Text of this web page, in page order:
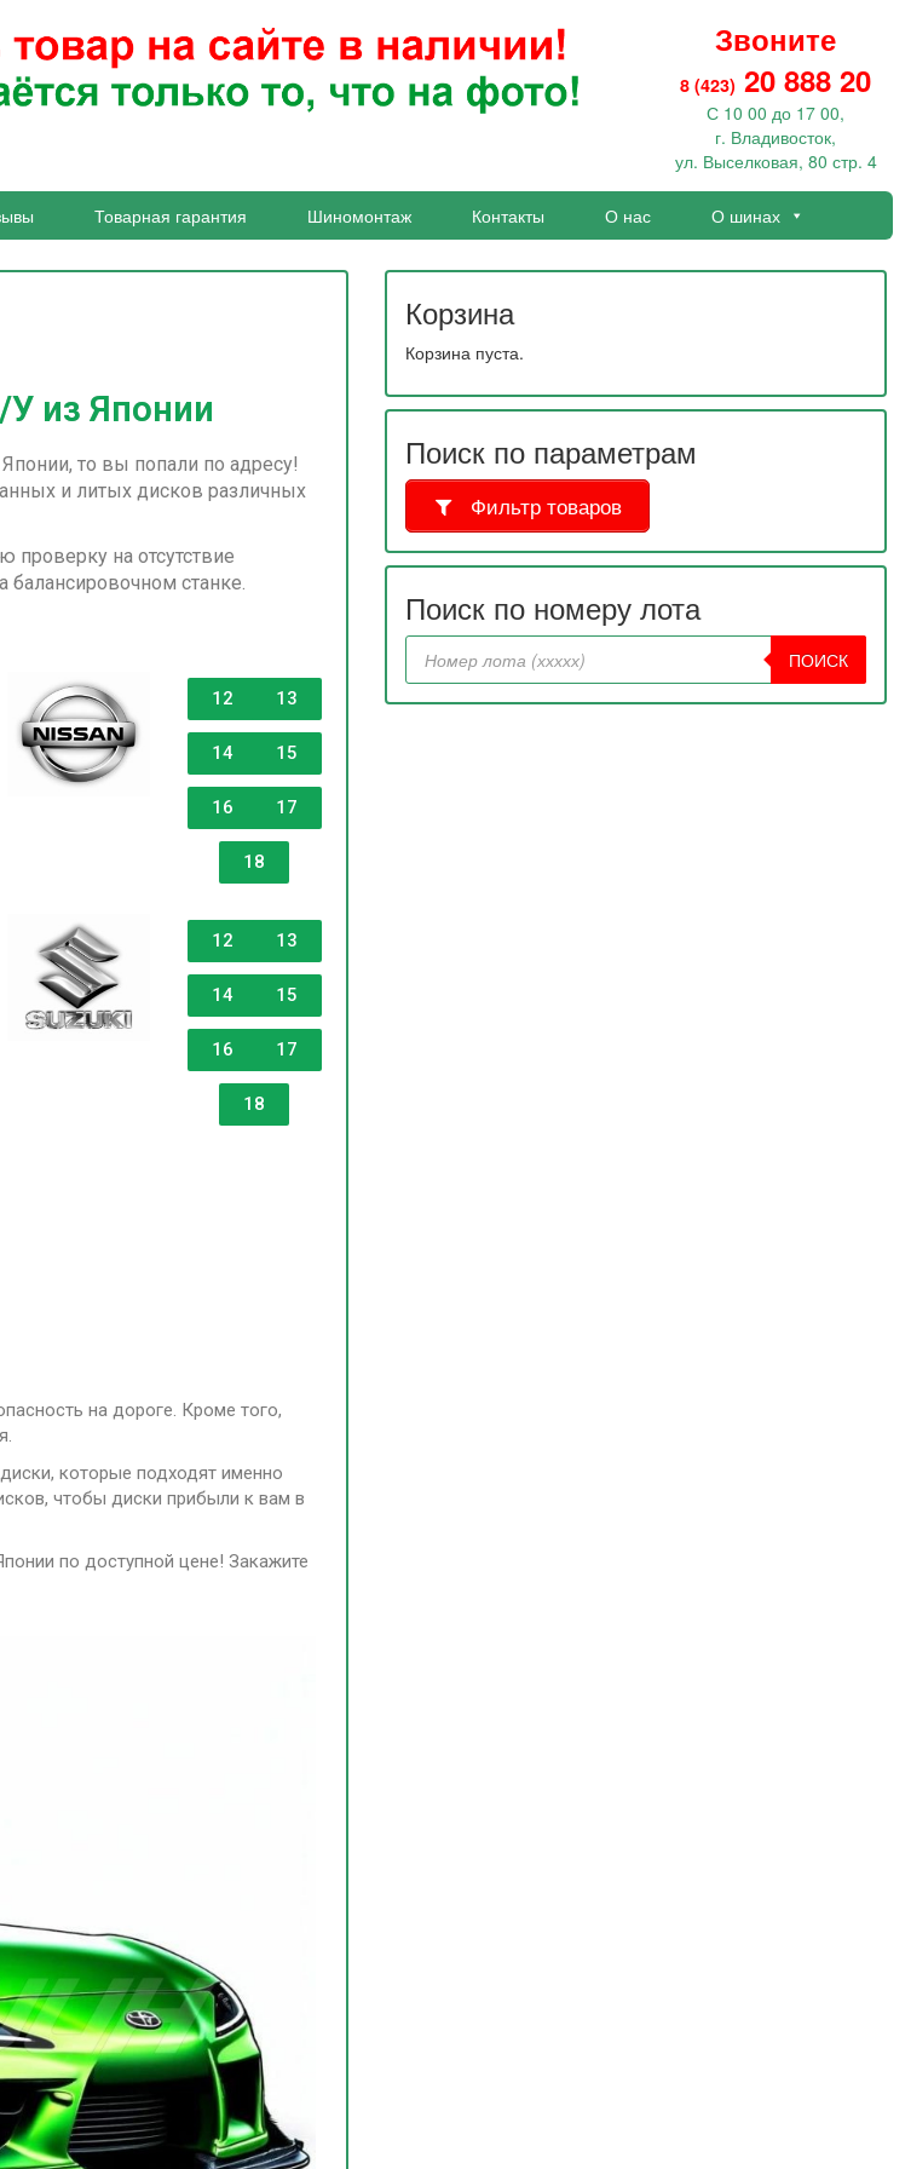
Звоните
8 (423) 20 888 20
С 10 00 до 17 00,
г. Владивосток,
ул. Выселковая, 80 стр. 4
Товарная гарантия Шиномонтаж Контакты О нас О шинах
из Японии
то вы попали по адресу!
и литых дисков различных
на отсутствие
станке.
12 13
14 15
16 17
18
12 13
14 15
16 17
18
на дороге. Кроме того,
которые подходят именно
чтобы диски прибыли к вам в
по доступной цене! Закажите
Корзина
Корзина пуста.
Поиск по параметрам
Фильтр товаров
Поиск по номеру лота
ПОИСК